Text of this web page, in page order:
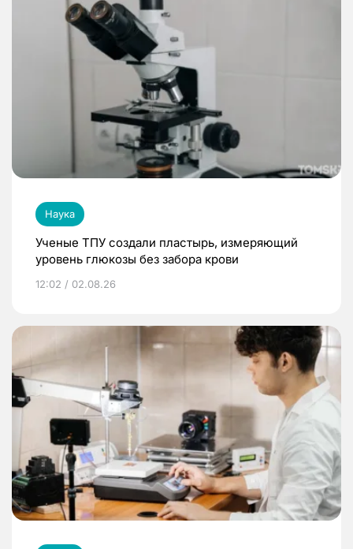
Наука
Ученые ТПУ создали пластырь, измеряющий
уровень глюкозы без забора крови
12:02 / 02.08.26